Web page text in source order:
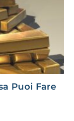
Puoi Fare